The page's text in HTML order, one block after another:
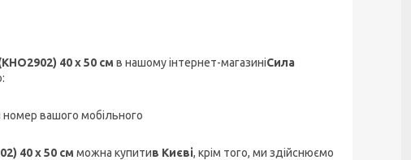
40 х 50 см в нашому інтернет-магазиніСила
вашого мобільного
40 х 50 см можна купитив Києві, крім того, ми здійснюємо